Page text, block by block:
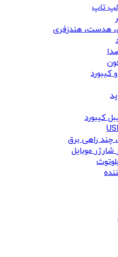
تاپ
هدست، هندزفری
کیبورد
کیبورد
چند راهی برق
شارژر موبایل